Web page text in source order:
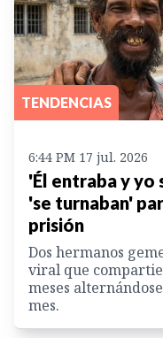
TENDENCIAS
6:44 PM 17 jul. 2026
'Él entraba y yo
'se turnaban'
prisión
Dos hermanos
viral que
meses
mes.